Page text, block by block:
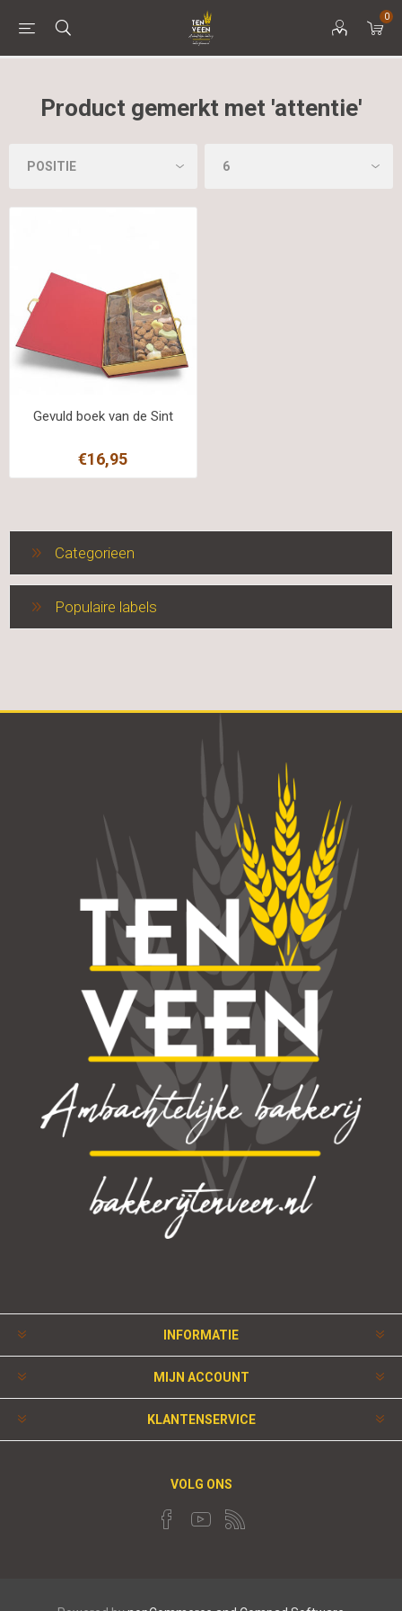
0
Product gemerkt met 'attentie'
Gevuld boek van de Sint
€16,95
Categorieen
Populaire labels
INFORMATIE
MIJN ACCOUNT
KLANTENSERVICE
VOLG ONS